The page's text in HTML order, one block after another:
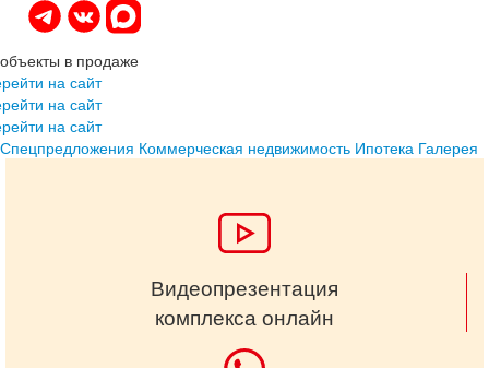
объекты в продаже
на сайт
на сайт
на сайт
Спецпредложения Коммерческая недвижимость Ипотека Галерея
Видеопрезентация
комплекса онлайн